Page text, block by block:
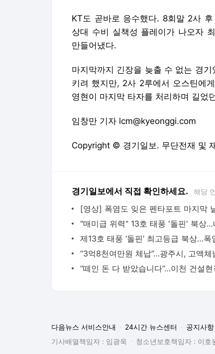
KT도 곧바로 응수했다. 8회말 2사
상대 수비 실책성 플레이가 나오자
만들어냈다.
마지막까지 긴장을 늦출 수 없는 경
키려 했지만, 2사 2루에서 오스틴에
영현이 마지막 타자를 처리하며 길었
임창만 기자 lcm@kyeonggi.com
Copyright © 경기일보. 무단전재 및
경기일보에서 직접 확인하세요. 해당
다음뉴스 서비스안내 24시간 뉴스센터 공지사항
기사배열책임자 : 임광욱
청소년보호책임자 : 이호